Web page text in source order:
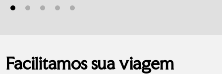
Facilitamos sua viagem